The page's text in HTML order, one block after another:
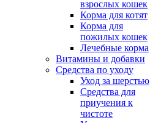
взрослых кошек
Корма для котят
Корма для
пожилых кошек
Лечебные корма
Витамины и добавки
Средства по уходу
Уход за шерстью
Средства для
приучения к
чистоте